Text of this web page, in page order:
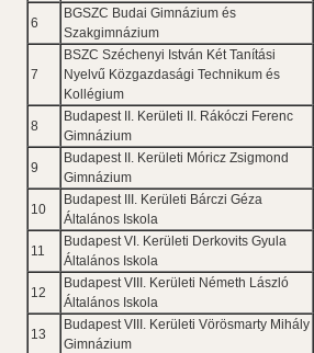
6
BGSZC Budai Gimnázium és
Szakgimnázium
7
BSZC Széchenyi István Két Tanítási
Nyelvű Közgazdasági Technikum és
Kollégium
8
Budapest II. Kerületi II. Rákóczi Ferenc
Gimnázium
9
Budapest II. Kerületi Móricz Zsigmond
Gimnázium
10
Budapest III. Kerületi Bárczi Géza
Általános Iskola
11
Budapest VI. Kerületi Derkovits Gyula
Általános Iskola
12
Budapest VIII. Kerületi Németh László
Általános Iskola
13
Budapest VIII. Kerületi Vörösmarty Mihály
Gimnázium